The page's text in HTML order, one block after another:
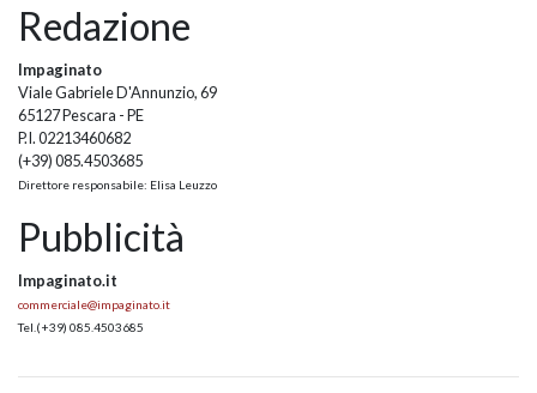
Redazione
Impaginato
Viale Gabriele D'Annunzio, 69
65127 Pescara - PE
P.I. 02213460682
(+39) 085.4503685
Direttore responsabile: Elisa Leuzzo
Pubblicità
Impaginato.it
commerciale@impaginato.it
Tel. (+39) 085.4503685